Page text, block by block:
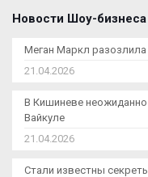
Новости Шоу-бизнеса
Меган Маркл
21.04.2026
В Кишиневе
Вайкуле
21.04.2026
Стали известны